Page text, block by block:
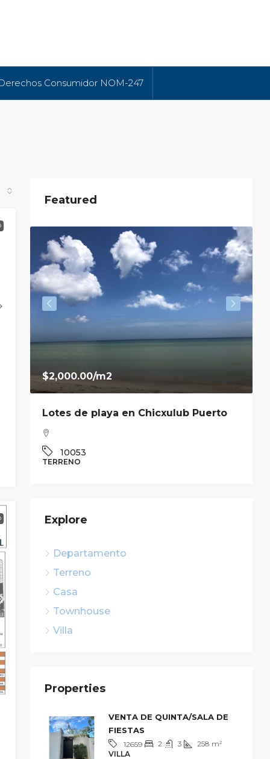
Consumidor NOM-247
Featured
$2,000.00/m2
Lotes de playa en Chicxulub Puerto
10053
TERRENO
Explore
Departamento
Terreno
Casa
Townhouse
Villa
Properties
VENTA DE QUINTA/SALA DE
FIESTAS
12659 2 3 258 m²
VILLA